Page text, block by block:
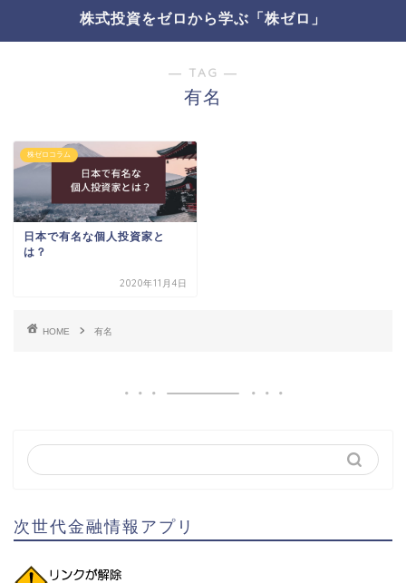
株式投資をゼロから学ぶ「株ゼロ」
― TAG ―
有名
株ゼロコラム
日本で有名な個人投資家と
は？
2020年11月4日
HOME 有名
次世代金融情報アプリ